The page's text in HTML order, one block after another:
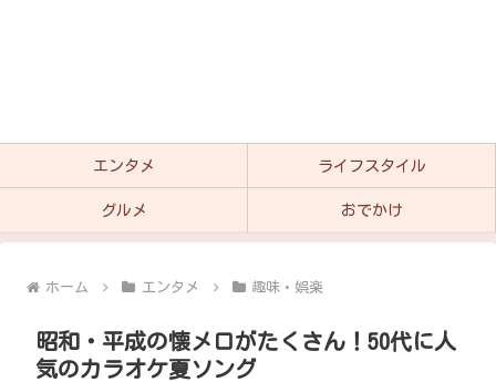
エンタメ ライフスタイル
グルメ おでかけ
ホーム エンタメ 趣味・娯楽
昭和・平成の懐メロがたくさん！50代に人
気のカラオケ夏ソング